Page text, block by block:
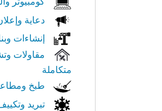
دعاية
إنشاءات
مقاولات
متكاملة
طبخ
تبريد